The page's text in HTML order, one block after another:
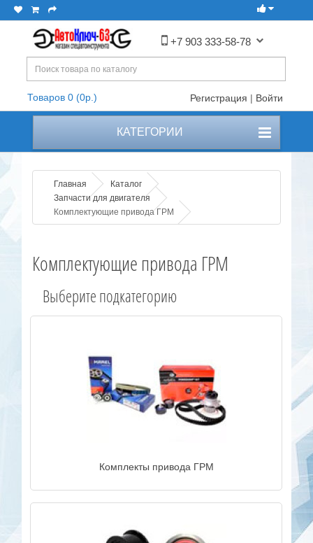
+7 903 333-58-78
Товаров 0 (0р.) Регистрация | Войти
КАТЕГОРИИ
Главная
Каталог
Запчасти для двигателя
Комплектующие привода ГРМ
Комплектующие привода ГРМ
Выберите подкатегорию
Комплекты привода ГРМ